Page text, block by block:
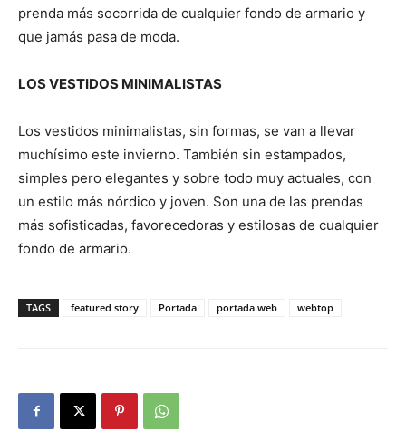
prenda más socorrida de cualquier fondo de armario y
que jamás pasa de moda.
LOS VESTIDOS MINIMALISTAS
Los vestidos minimalistas, sin formas, se van a llevar
muchísimo este invierno. También sin estampados,
simples pero elegantes y sobre todo muy actuales, con
un estilo más nórdico y joven. Son una de las prendas
más sofisticadas, favorecedoras y estilosas de cualquier
fondo de armario.
TAGS featured story Portada portada web webtop